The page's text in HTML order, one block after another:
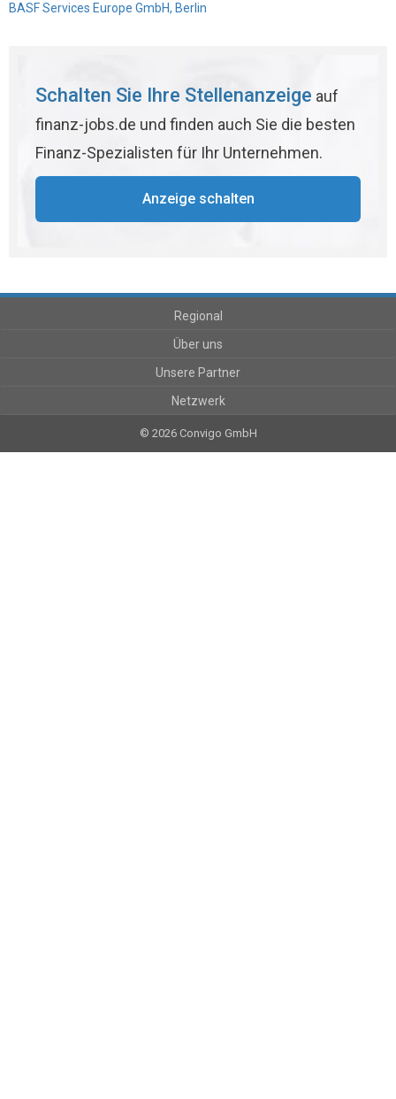
BASF Services Europe GmbH, Berlin
Schalten Sie Ihre Stellenanzeige auf
finanz-jobs.de und finden auch Sie die besten
Finanz-Spezialisten für Ihr Unternehmen.
Anzeige schalten
Regional
Über uns
Unsere Partner
Netzwerk
© 2026 Convigo GmbH